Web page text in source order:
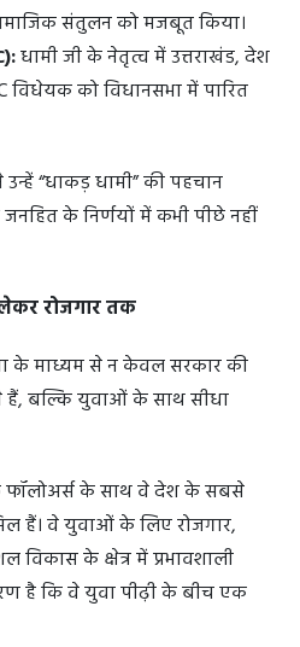
संतुलन को मजबूत किया।
धामी जी के नेतृत्व में उत्तराखंड, देश
विधेयक को विधानसभा में पारित
“धाकड़ धामी” की पहचान
के निर्णयों में कभी पीछे नहीं
रोजगार तक
के माध्यम से न केवल सरकार की
बल्कि युवाओं के साथ सीधा
के साथ वे देश के सबसे
हैं। वे युवाओं के लिए रोजगार,
विकास के क्षेत्र में प्रभावशाली
है कि वे युवा पीढ़ी के बीच एक